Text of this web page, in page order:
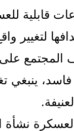
قابلية
لتغيير
على
ينبغي
نشأة